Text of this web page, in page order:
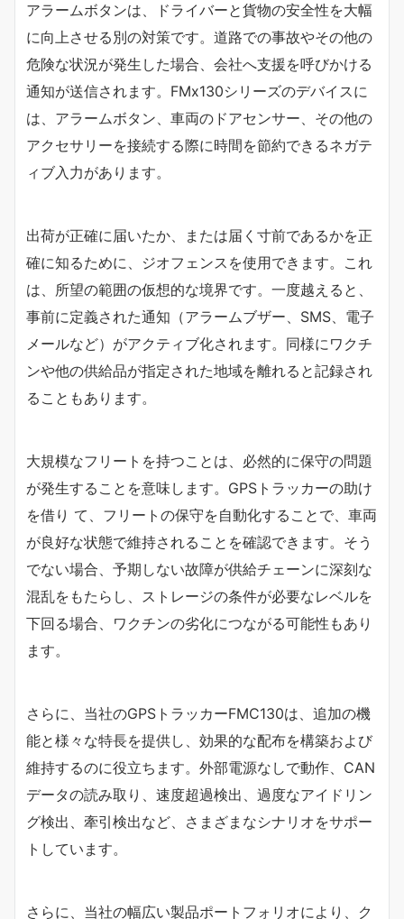
アラームボタンは、ドライバーと貨物の安全性を大幅
に向上させる別の対策です。道路での事故やその他の
危険な状況が発生した場合、会社へ支援を呼びかける
通知が送信されます。FMx130シリーズのデバイスに
は、アラームボタン、車両のドアセンサー、その他の
アクセサリーを接続する際に時間を節約できるネガテ
ィブ入力があります。
出荷が正確に届いたか、または届く寸前であるかを正
確に知るために、ジオフェンスを使用できます。これ
は、所望の範囲の仮想的な境界です。一度越えると、
事前に定義された通知（アラームブザー、SMS、電子
メールなど）がアクティブ化されます。同様にワクチ
ンや他の供給品が指定された地域を離れると記録され
ることもあります。
大規模なフリートを持つことは、必然的に保守の問題
が発生することを意味します。GPSトラッカーの助け
を借り て、フリートの保守を自動化することで、車両
が良好な状態で維持されることを確認できます。そう
でない場合、予期しない故障が供給チェーンに深刻な
混乱をもたらし、ストレージの条件が必要なレベルを
下回る場合、ワクチンの劣化につながる可能性もあり
ます。
さらに、当社のGPSトラッカーFMC130は、追加の機
能と様々な特長を提供し、効果的な配布を構築および
維持するのに役立ちます。外部電源なしで動作、CAN
データの読み取り、速度超過検出、過度なアイドリン
グ検出、牽引検出など、さまざまなシナリオをサポー
トしています。
さらに、当社の幅広い製品ポートフォリオにより、ク